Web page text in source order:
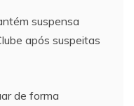
suspensa
após suspeitas
de forma